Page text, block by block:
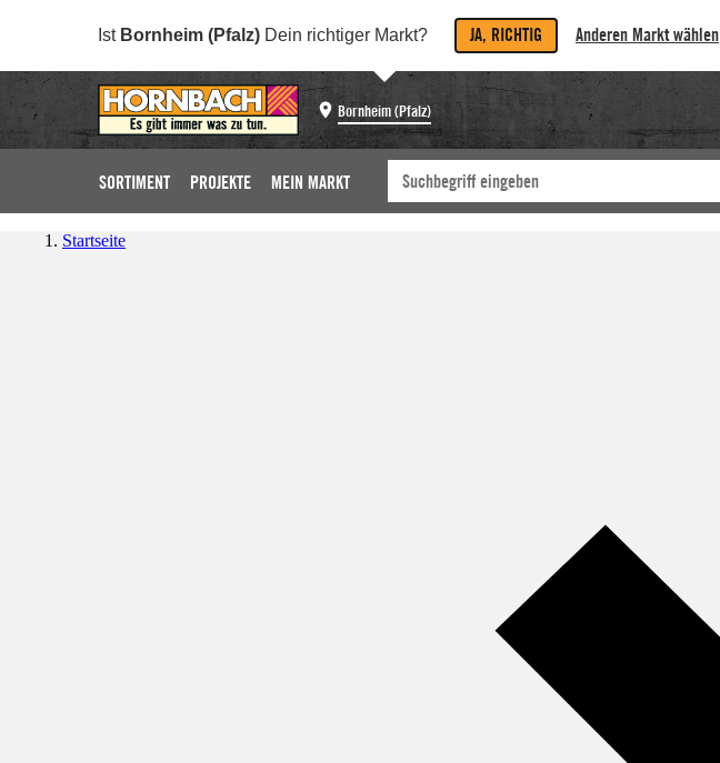
Ist Bornheim (Pfalz) Dein richtiger Markt? JA, RICHTIG Anderen Markt wählen
Bornheim (Pfalz)
SORTIMENT PROJEKTE MEIN MARKT
Startseite